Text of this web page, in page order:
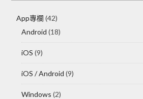
App專欄 (42)
Android (18)
iOS (9)
iOS / Android (9)
Windows (2)